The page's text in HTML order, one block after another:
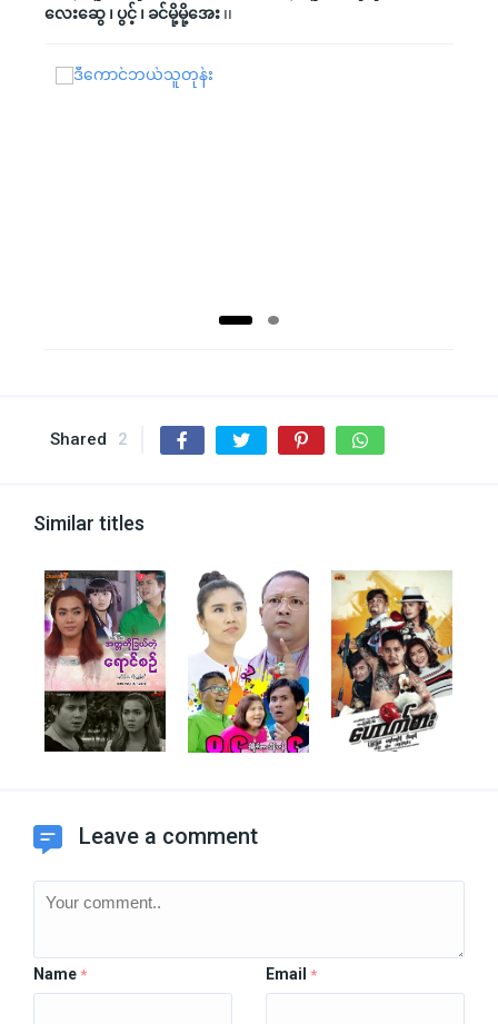
လေးဆွေ ၊ ပွင့် ၊ ခင်မို့မို့အေး ၊၊
Shared 2
Similar titles
Leave a comment
Name * Email *